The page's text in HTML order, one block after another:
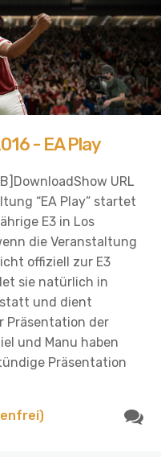
- EA Play
URL
“EA Play” startet
E3 in Los
die Veranstaltung
offiziell zur E3
sie natürlich in
und dient
Präsentation der
und Manu haben
Präsentation